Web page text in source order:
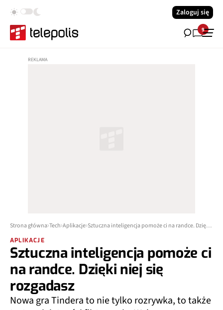
Zaloguj się
9
Strona główna Tech Aplikacje Sztuczna inteligencja pomoże ci na randce. Dzięki niej się rozgadasz
APLIKACJE
Sztuczna inteligencja pomoże ci
na randce. Dzięki niej się
rozgadasz
Nowa gra Tindera to nie tylko rozrywka, to także